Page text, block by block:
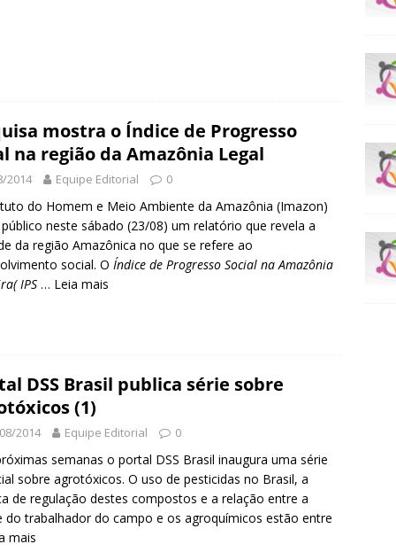
mostra o Índice de Progresso
na região da Amazônia Legal
2014 Equipe Editorial 0
do Homem e Meio Ambiente da Amazônia (Imazon)
neste sábado (23/08) um relatório que revela a
da região Amazônica no que se refere ao
social. O Índice de Progresso Social na Amazônia
IPS … Leia mais
DSS Brasil publica série sobre
(1)
2014 Equipe Editorial 0
semanas o portal DSS Brasil inaugura uma série
sobre agrotóxicos. O uso de pesticidas no Brasil, a
de regulação destes compostos e a relação entre a
do trabalhador do campo e os agroquímicos estão entre
mais